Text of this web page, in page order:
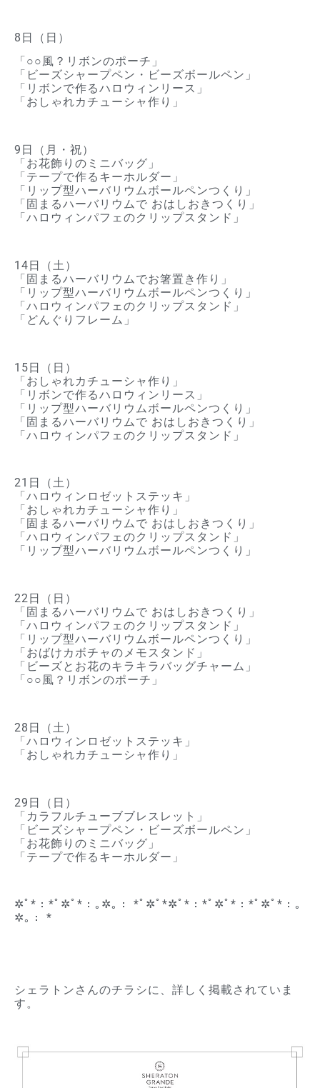
8日（日）
「○○風？リボンのポーチ」
「ビーズシャープペン・ビーズボールペン」
「リボンで作るハロウィンリース」
「おしゃれカチューシャ作り」
9日（月・祝）
「お花飾りのミニバッグ」
「テープで作るキーホルダー」
「リップ型ハーバリウムボールペンつくり」
「固まるハーバリウムで おはしおきつくり」
「ハロウィンパフェのクリップスタンド」
14日（土）
「固まるハーバリウムでお箸置き作り」
「リップ型ハーバリウムボールペンつくり」
「ハロウィンパフェのクリップスタンド」
「どんぐりフレーム」
15日（日）
「おしゃれカチューシャ作り」
「リボンで作るハロウィンリース」
「リップ型ハーバリウムボールペンつくり」
「固まるハーバリウムで おはしおきつくり」
「ハロウィンパフェのクリップスタンド」
21日（土）
「ハロウィンロゼットステッキ」
「おしゃれカチューシャ作り」
「固まるハーバリウムで おはしおきつくり」
「ハロウィンパフェのクリップスタンド」
「リップ型ハーバリウムボールペンつくり」
22日（日）
「固まるハーバリウムで おはしおきつくり」
「ハロウィンパフェのクリップスタンド」
「リップ型ハーバリウムボールペンつくり」
「おばけカボチャのメモスタンド」
「ビーズとお花のキラキラバッグチャーム」
「○○風？リボンのポーチ」
28日（土）
「ハロウィンロゼットステッキ」
「おしゃれカチューシャ作り」
29日（日）
「カラフルチューブブレスレット」
「ビーズシャープペン・ビーズボールペン」
「お花飾りのミニバッグ」
「テープで作るキーホルダー」
✲ﾟ*：*ﾟ✲ﾟ*：｡✲｡： *ﾟ✲ﾟ*✲ﾟ*：*ﾟ✲ﾟ*：*ﾟ✲ﾟ*：｡
✲｡： *
シェラトンさんのチラシに、詳しく掲載されていま
す。